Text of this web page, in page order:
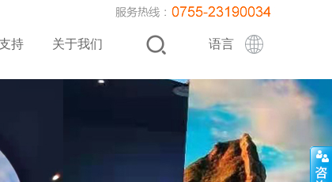
持 关于我们 语言